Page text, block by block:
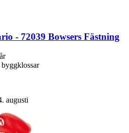
-​ 72039 Bowsers Fästning
augusti